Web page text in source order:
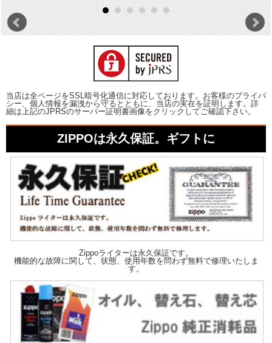
当店は全ページをSSL暗号化通信に対応しております。お客様のプライバ
シー、個人情報を漏洩から守るとともに、当店の実在を証明します。詳
細は上記のJPRSのサーバー証明書画像をクリックしてご確認下さい。
ZIPPOは永久保証。ギフトに
Zippoライターは永久保証です。
機能的な故障に関して、状態、使用年数を問わず無料で修理いたしま
す。